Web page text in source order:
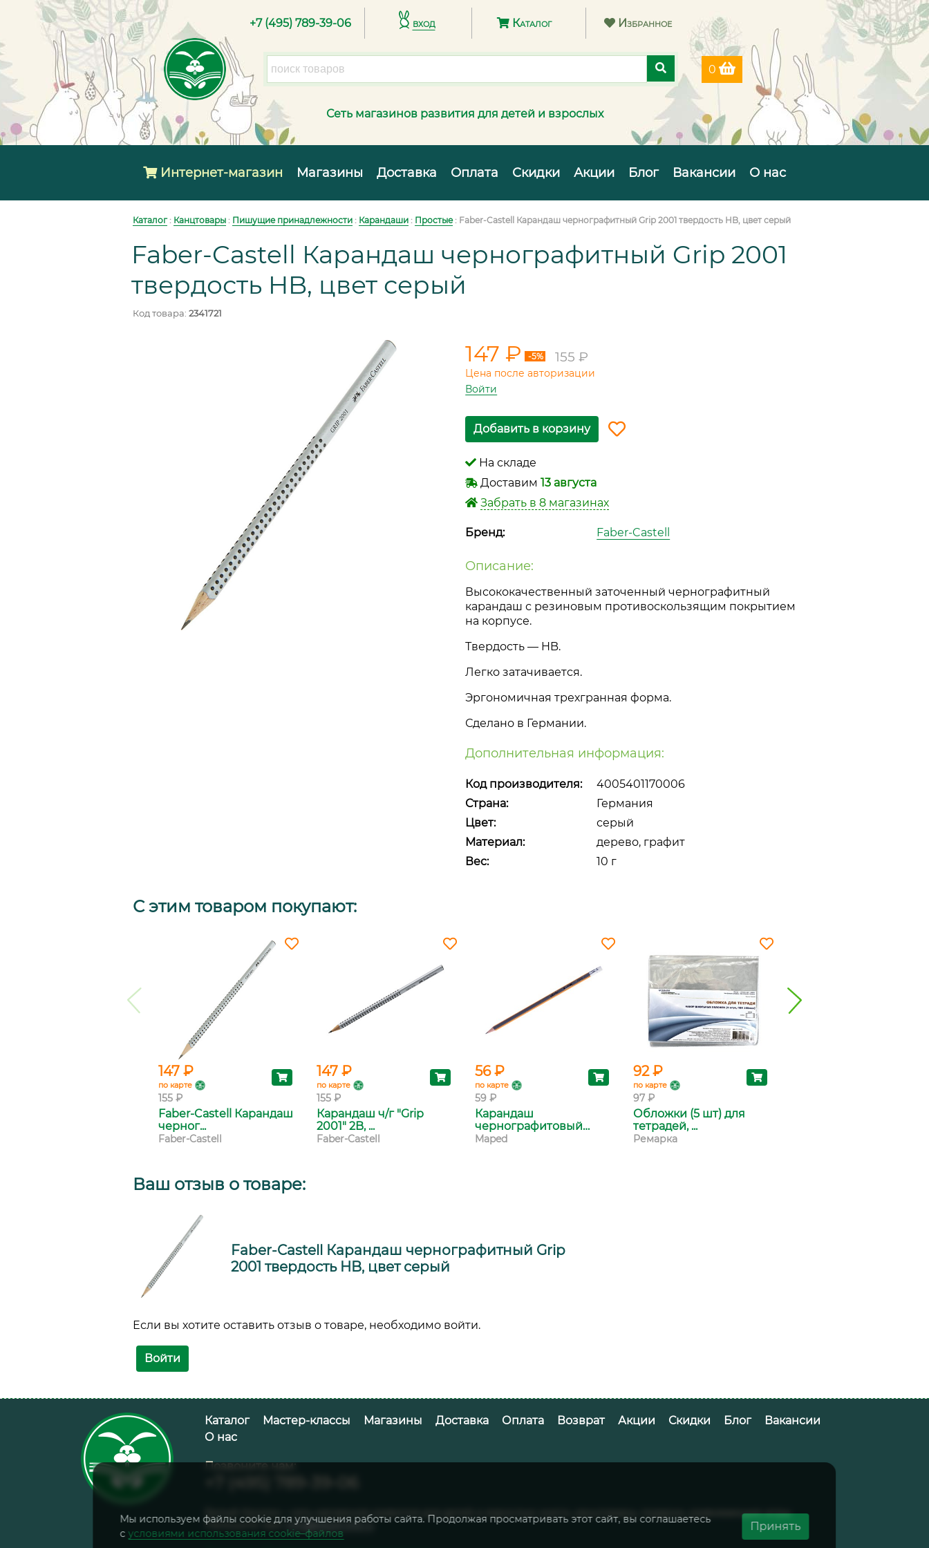
+7 (495) 789-39-06 вход Каталог Избранное
0
Сеть магазинов развития для детей и взрослых
Интернет-магазин Магазины Доставка Оплата Скидки Акции Блог Вакансии О нас
Каталог: Канцтовары : Пишущие принадлежности : Карандаши : Простые: Faber-Castell Карандаш чернографитный Grip 2001 твердость HB, цвет серый
Faber-Castell Карандаш чернографитный Grip 2001
твердость HB, цвет серый
Код товара: 2341721
147 ₽ -5% 155 ₽
Цена после авторизации
Войти
Добавить в корзину
На складе
Доставим13 августа
Забрать в 8 магазинах
Бренд: Faber-Castell
Описание:
Высококачественный заточенный чернографитный
карандаш с резиновым противоскользящим покрытием
на корпусе.
Твердость — HB.
Легко затачивается.
Эргономичная трехгранная форма.
Сделано в Германии.
Дополнительная информация:
Код производителя:
4005401170006
Страна:
Германия
Цвет:
серый
Материал:
дерево, графит
Вес:
10 г
С этим товаром покупают:
147 ₽
по карте
155 ₽
Faber-Castell Карандаш
черног...
Faber-Castell
147 ₽
по карте
155 ₽
Карандаш ч/г "Grip
2001" 2B, ...
Faber-Castell
56 ₽
по карте
59 ₽
Карандаш
чернографитовый
Mape...
Maped
92 ₽
по карте
97 ₽
Обложки (5 шт) для
тетрадей, ...
Ремарка
Ваш отзыв о товаре:
Faber-Castell Карандаш чернографитный Grip
2001 твердость HB, цвет серый
Если вы хотите оставить отзыв о товаре, необходимо войти.
Войти
Каталог
Мастер-классы Магазины Доставка Оплата Возврат Акции Скидки Блог
Вакансии
О нас
Позвоните нам:
Белый Кролик – cеть магазинов развития для детей и взрослых: книги, канцтовары, подарки, развивающие игры
Напишите нам:info@belykrolik.ru
Мы используем файлы cookie для улучшения работы сайта. Продолжая просматривать этот сайт, вы соглашаетесь
сусловиями использования cookie–файлов
Принять